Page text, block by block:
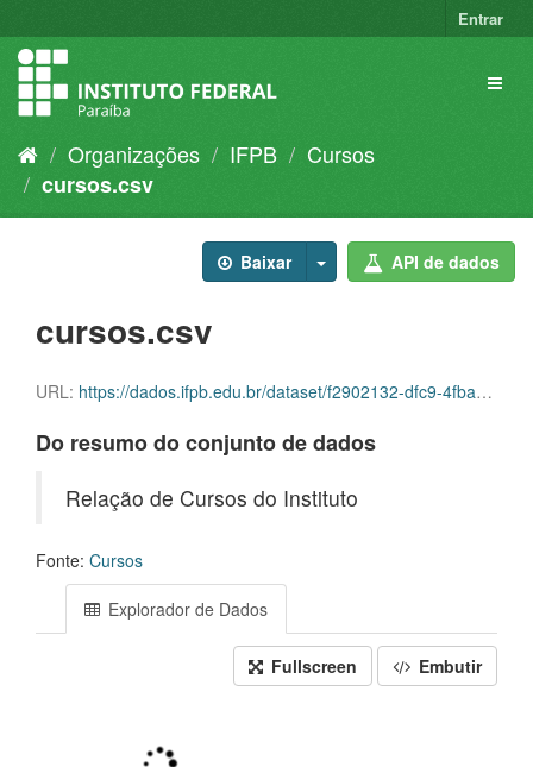
Entrar
Organizações IFPB
Cursos
cursos.csv
Baixar API de dados
cursos.csv
URL: https://dados.ifpb.edu.br/dataset/f2902132-dfc9-4fba-98ab-40346075224e/resource/d6314b94-1623-4aa6-9e73-cf2cbd227ac3/download/cursos.csv
Do resumo do conjunto de dados
Relação de Cursos do Instituto
Fonte: Cursos
Explorador de Dados
Fullscreen Embutir